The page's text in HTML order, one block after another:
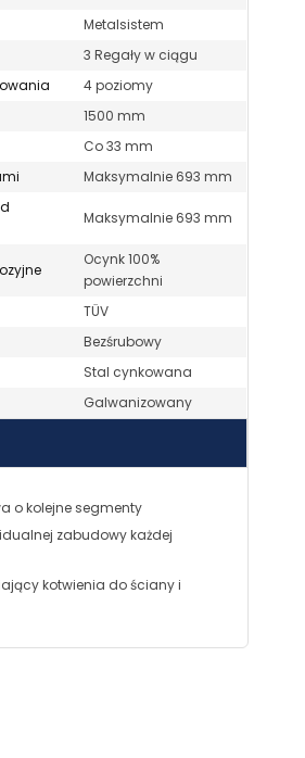
Metalsistem
3 Regały w ciągu
4 poziomy
1500 mm
Co 33 mm
Maksymalnie 693 mm
Maksymalnie 693 mm
Ocynk 100%
powierzchni
TÜV
Bezśrubowy
Stal cynkowana
Galwanizowany
o kolejne segmenty
zabudowy każdej
kotwienia do ściany i